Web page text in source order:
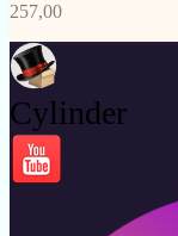
257,00
Cylinder